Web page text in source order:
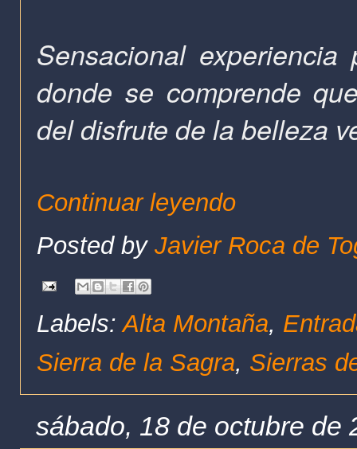
Sensacional
donde se comprende
del disfrute de la belleza
Continuar leyendo
Posted by Javier Roca de
Labels:Alta Montaña,
Sierra de la Sagra, Sierras
sábado, 18 de octubre de